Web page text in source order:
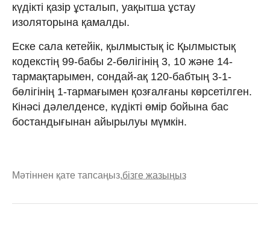
күдікті қазір ұсталып, уақытша ұстау
изоляторына қамалды.
Еске сала кетейік, қылмыстық іс Қылмыстық
кодекстің 99-бабы 2-бөлігінің 3, 10 және 14-
тармақтарымен, сондай-ақ 120-бабтың 3-1-
бөлігінің 1-тармағымен қозғалғаны көрсетілген.
Кінәсі дәлелденсе, күдікті өмір бойына бас
бостандығынан айырылуы мүмкін.
Мәтіннен қате тапсаңыз,бізге жазыңыз